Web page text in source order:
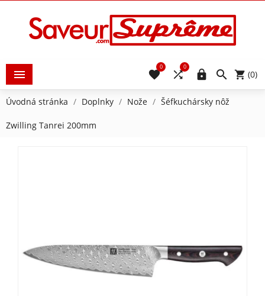
  (0)


0

0
Úvodná stránka Doplnky Nože Šéfkuchársky nôž
Zwilling Tanrei 200mm